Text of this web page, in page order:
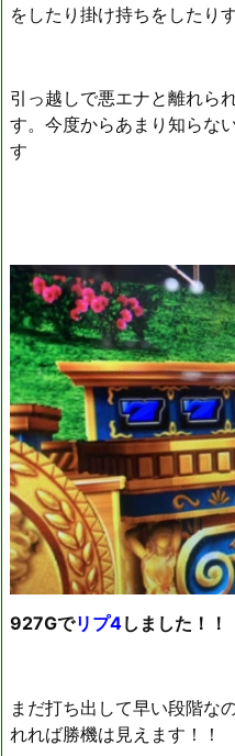
をしたり掛け持ちをしたり
引っ越しで悪エナと離れら
す。今度からあまり知らな
す
927Gでリプ4しました！！
まだ打ち出して早い段階な
れれば勝機は見えます！！